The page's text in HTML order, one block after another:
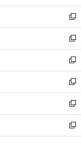
開
く
ウ
で
開
く
ン
ド
ウ
で
開
く
ウ
ィ
ン
ド
ウ
で
開
く
新
し
い
ウ
ィ
ン
ド
ウ
で
開
く
新
し
い
ウ
ィ
ン
ド
ウ
で
開
新
し
い
ウ
ィ
ン
ド
ウ
新
し
い
ウ
ィ
ン
新
し
い
ウ
新
し